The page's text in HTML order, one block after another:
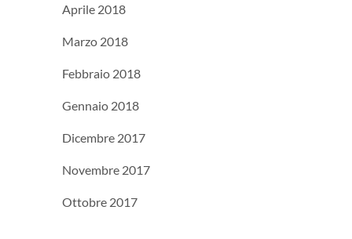
Aprile 2018
Marzo 2018
Febbraio 2018
Gennaio 2018
Dicembre 2017
Novembre 2017
Ottobre 2017